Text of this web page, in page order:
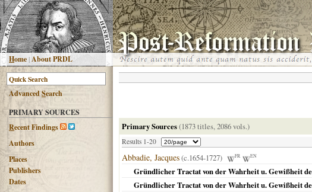
Home|About PRDL
AdvancedSearch
PRIMARY SOURCES
Recent Findings
Authors
Places
Publishers
Dates
Primary Sources(1873 titles, 2086 vols.)
Results 1-20
Abbadie, Jacques(c.1654-1727) FR EN
Gründlicher Tractat von der Wahrheit u. Gewißheit
Gründlicher Tractat von der Wahrheit u. Gewißheit